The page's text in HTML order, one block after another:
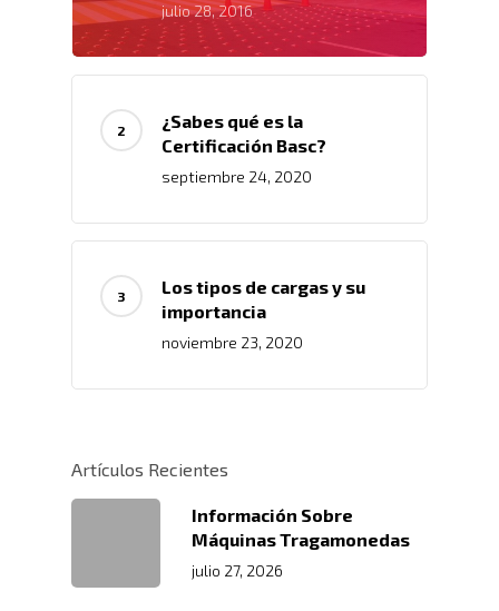
julio 28, 2016
¿Sabes qué es la
Certificación Basc?
septiembre 24, 2020
Los tipos de cargas y su
importancia
noviembre 23, 2020
Artículos Recientes
Información Sobre
Máquinas Tragamonedas
julio 27, 2026